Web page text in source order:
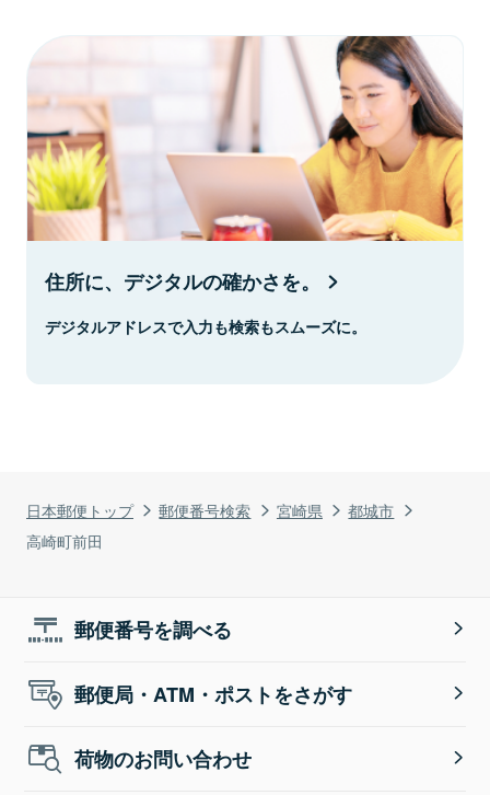
日本郵便トップ 郵便番号検索 宮崎県
都城市
高崎町前田
住所に、デジタルの確かさを。
デジタルアドレスで入力も検索もスムーズに。
郵便番号を調べる
郵便局・ATM・ポストをさがす
荷物のお問い合わせ